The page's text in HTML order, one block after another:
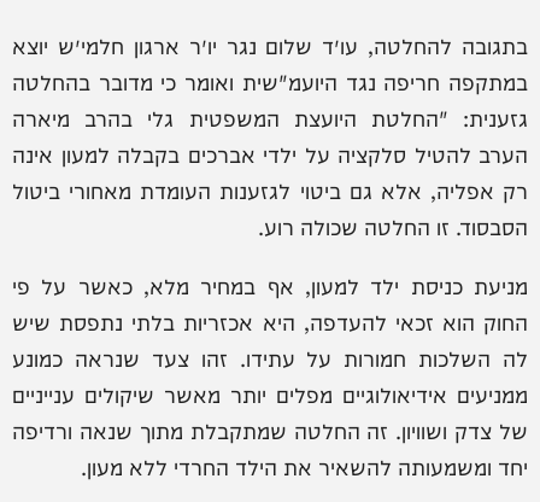
בתגובה להחלטה, עו״ד שלום נגר יו״ר ארגון חלמי״ש יוצא
במתקפה חריפה נגד היועמ"שית ואומר כי מדובר בהחלטה
גזענית: "החלטת היועצת המשפטית גלי בהרב מיארה
הערב להטיל סלקציה על ילדי אברכים בקבלה למעון אינה
רק אפליה, אלא גם ביטוי לגזענות העומדת מאחורי ביטול
הסבסוד. זו החלטה שכולה רוע.
מניעת כניסת ילד למעון, אף במחיר מלא, כאשר על פי
החוק הוא זכאי להעדפה, היא אכזריות בלתי נתפסת שיש
לה השלכות חמורות על עתידו. זהו צעד שנראה כמונע
ממניעים אידיאולוגיים מפלים יותר מאשר שיקולים ענייניים
של צדק ושוויון. זה החלטה שמתקבלת מתוך שנאה ורדיפה
יחד ומשמעותה להשאיר את הילד החרדי ללא מעון.